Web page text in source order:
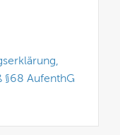
§68 AufenthG